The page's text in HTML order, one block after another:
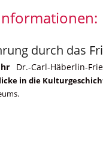
durch das
Dr.-Carl-Häberlin-
in die